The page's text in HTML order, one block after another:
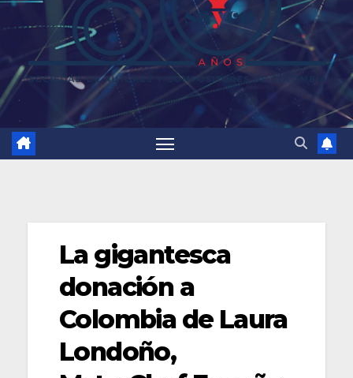
La gigantesca
donación a
Colombia de Laura
Londoño,